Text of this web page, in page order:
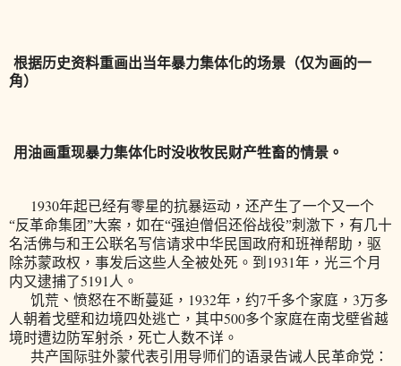
根据历史资料重画出当年暴力集体化的场景（仅为画的一
角）
用油画重现暴力集体化时没收牧民财产牲畜的情景。
1930年起已经有零星的抗暴运动，还产生了一个又一个
“反革命集团”大案，如在“强迫僧侣还俗战役”刺激下，有几十
名活佛与和王公联名写信请求中华民国政府和班禅帮助，驱
除苏蒙政权，事发后这些人全被处死。到 1931年，光三个月
内又逮捕了5191 人。
饥荒、愤怒在不断蔓延， 1932年，约7千多个家庭， 3万多
人朝着戈壁和边境四处逃亡，其中500多个家庭在南戈壁省越
境时遭边防军射杀，死亡人数不详。
共产国际驻外蒙代表引用导师们的语录告诫人民革命党：